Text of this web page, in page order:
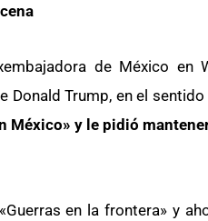
de México
Trump, en el
México» y le pidió
en la frontera» y